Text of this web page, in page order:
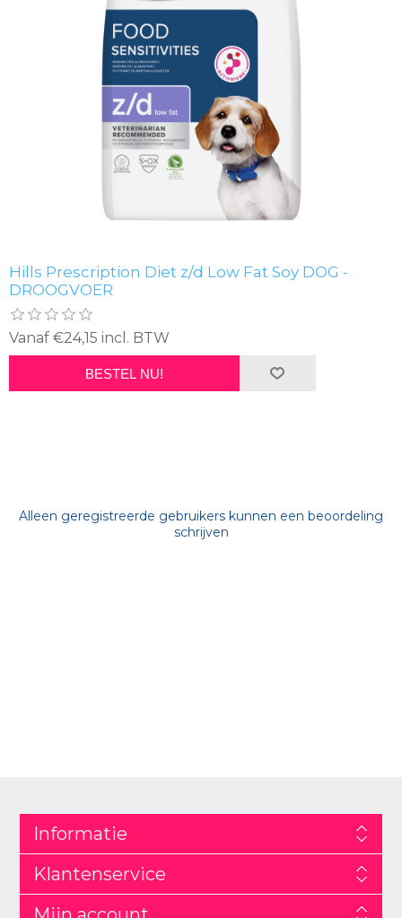
Hills Prescription Diet z/d Low Fat Soy DOG -
DROOGVOER
Vanaf €24,15 incl. BTW
BESTEL NU!
Alleen geregistreerde gebruikers kunnen een beoordeling
schrijven
Informatie
Klantenservice